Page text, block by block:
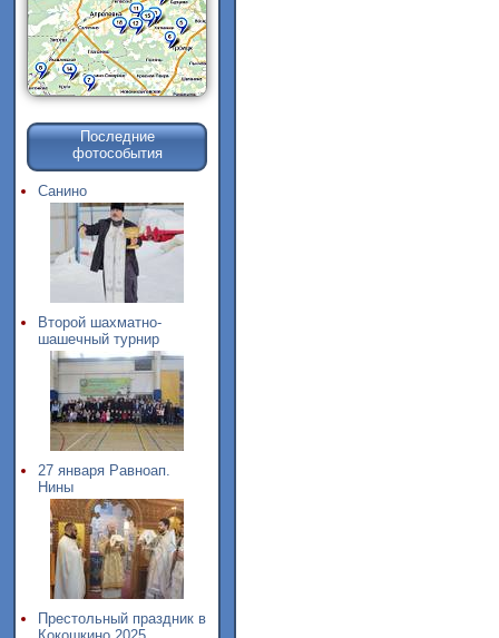
Последние
фотособытия
Санино
Второй шахматно-
шашечный турнир
27 января Равноап.
Нины
Престольный праздник в